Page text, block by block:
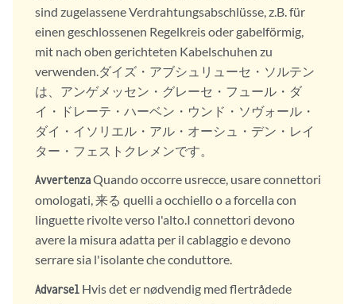
sind zugelassene Verdrahtungsabschlüsse, z.B. für
einen geschlossenen Regelkreis oder gabelförmig,
mit nach oben gerichteten Kabelschuhen zu
verwenden.ダイズ・アブシュリューセ・ソルテン
は、アンゲメッセン・グレーセ・フュール・ダ
イ・ドレーテ・ハーベン・ウンド・ソヴォール・
ダイ・イソリエル・アル・オーシュ・デン・レイ
ター・フェストクレメンです。
AvvertenzaQuando occorre usrecce, usare connettori
omologati, 来る quelli a occhiello o a forcella con
linguette rivolte verso l'alto.I connettori devono
avere la misura adatta per il cablaggio e devono
serrare sia l'isolante che conduttore.
Advarsel Hvis det er nødvendig med flertrådede